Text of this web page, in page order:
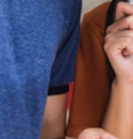
Kelebihan
Melalui